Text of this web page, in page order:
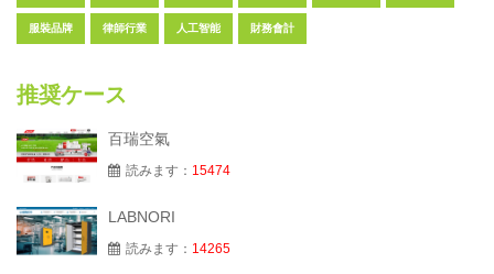
服裝品牌 律師行業 人工智能 財務會計
推奨ケース
百瑞空氣
読みます： 15474
LABNORI
読みます： 14265